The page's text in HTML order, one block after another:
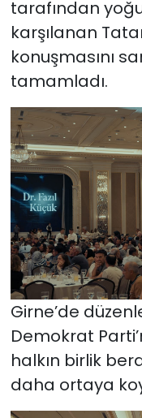
tarafından
karşılanan
konuşmasını
tamamladı.
Girne’de
Demokrat
halkın birlik
daha ortaya